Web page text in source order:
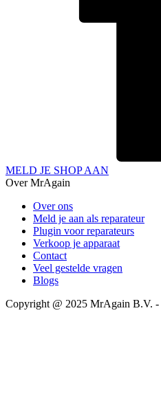
MELD JE SHOP AAN
Over MrAgain
Over ons
Meld je aan als reparateur
Plugin voor reparateurs
Verkoop je apparaat
Contact
Veel gestelde vragen
Blogs
Copyright @ 2025 MrAgain B.V. -